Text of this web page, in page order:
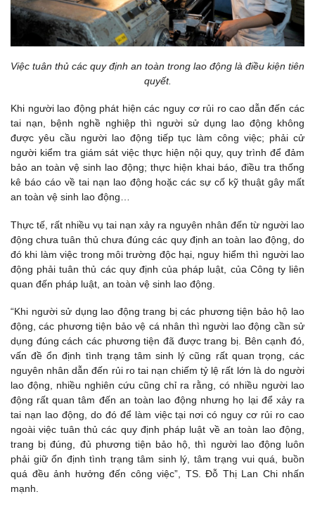
Việc tuân thủ các quy định an toàn trong lao động là điều kiện tiên
quyết.
Khi người lao động phát hiện các nguy cơ rủi ro cao dẫn đến các
tai nạn, bệnh nghề nghiệp thì người sử dụng lao động không
được yêu cầu người lao động tiếp tục làm công việc; phải cử
người kiểm tra giám sát việc thực hiện nội quy, quy trình để đảm
bảo an toàn vệ sinh lao động; thực hiện khai báo, điều tra thống
kê báo cáo về tai nạn lao động hoặc các sự cố kỹ thuật gây mất
an toàn vệ sinh lao động…
Thực tế, rất nhiều vụ tai nạn xảy ra nguyên nhân đến từ người lao
động chưa tuân thủ chưa đúng các quy định an toàn lao động, do
đó khi làm việc trong môi trường độc hại, nguy hiểm thì người lao
động phải tuân thủ các quy định của pháp luật, của Công ty liên
quan đến pháp luật, an toàn vệ sinh lao động.
“Khi người sử dụng lao động trang bị các phương tiện bảo hộ lao
động, các phương tiện bảo vệ cá nhân thì người lao động cần sử
dụng đúng cách các phương tiện đã được trang bị. Bên cạnh đó,
vấn đề ổn định tình trạng tâm sinh lý cũng rất quan trọng, các
nguyên nhân dẫn đến rủi ro tai nạn chiếm tỷ lệ rất lớn là do người
lao động, nhiều nghiên cứu cũng chỉ ra rằng, có nhiều người lao
động rất quan tâm đến an toàn lao động nhưng họ lại để xảy ra
tai nạn lao động, do đó để làm việc tại nơi có nguy cơ rủi ro cao
ngoài việc tuân thủ các quy định pháp luật về an toàn lao động,
trang bị đúng, đủ phương tiện bảo hộ, thì người lao động luôn
phải giữ ổn định tình trạng tâm sinh lý, tâm trạng vui quá, buồn
quá đều ảnh hưởng đến công việc”, TS. Đỗ Thị Lan Chi nhấn
mạnh.